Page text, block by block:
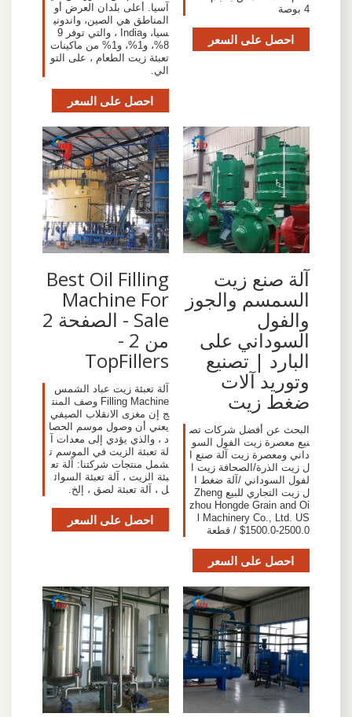
احصل على السعر
آسيا. أعلى بلدان العرض أو
المناطق هي الصين، واندوني
سيا، وIndia ، والتي توفر 9
8%، و1%، و1% من ماكينات
تعبئة زيت الطعام ، على التو
احصل على السعر
آلة صنع زيت
السمسم والجوز
والفول
السوداني على
البارد | تصنيع
وتوريد آلات
ضغط زيت
البحث عن أفضل شركات تص
نيع معصرة زيت الفول السو
داني ومعصرة زيت آلة صنع ا
ل زيت الذرة/الصحافة زيت ا
لفول السوداني /آلة ضغط ا
ل زيت التجاري للبيع Zheng
zhou Hongde Grain and Oi
l Machinery Co., Ltd. US
$1500.0-2500.0 / قطعة
احصل على السعر
Best Oil Filling
Machine For
Sale - الصفحة 2
من 2 -
TopFillers
آلة تعبئة زيت عباد الشمس
Filling Machine وصف المنت
ج إن مغزى الانقلاب الصيفي
يعني أن وصول موسم الحصا
د ، والذي يؤدي إلى معدات آ
لة تعبئة الزيت في الموسم ت
شمل منتجات شركتنا: آلة تع
بئة الزيت ، آلة تعبئة السوائ
ل ، آلة تعبئة لصق ، إلخ.
احصل على السعر